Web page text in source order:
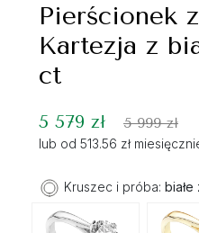
Pierścionek
Kartezja z
ct
5 579 zł 5 999 zł
lub od 513.56 zł
Kruszec i próba: białe